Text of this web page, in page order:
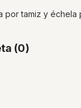
por tamiz y
(0)